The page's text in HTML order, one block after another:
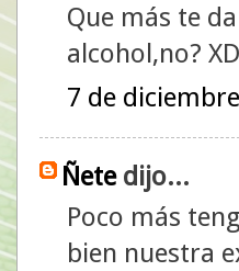
Que más te
alcohol,no?
7 de
Ñetedijo...
Poco más
bien nuestra